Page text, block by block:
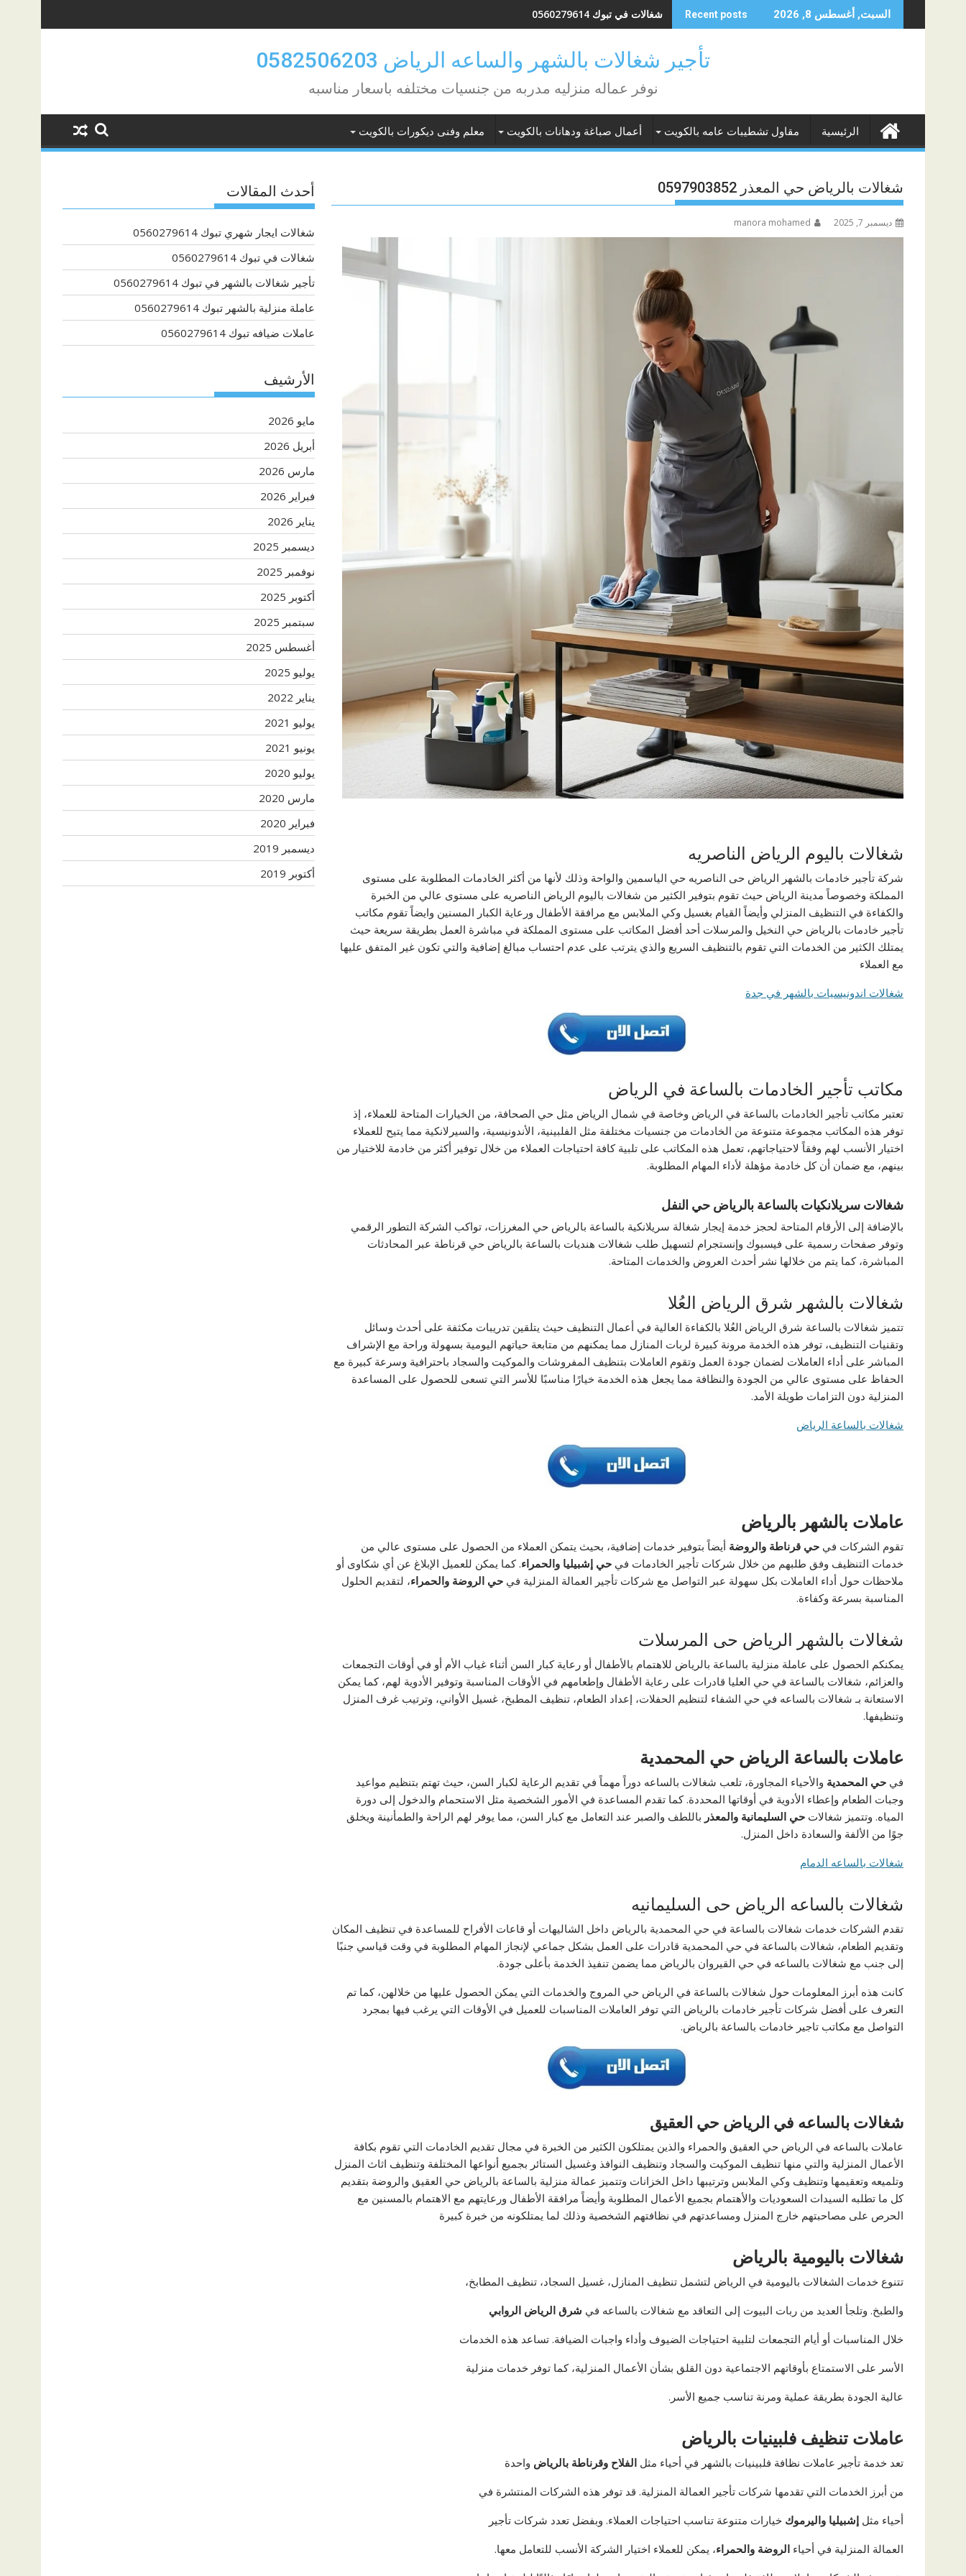
to
السبت, أغسطس 8, 2026 Recent posts شغالات في تبوك 0560279614
تأجير شغالات بالشهر والساعه الرياض 0582506203
نوفر عماله منزليه مدربه من جنسيات مختلفه باسعار مناسبه
الرئيسية مقاول تشطيبات عامه بالكويت أعمال صباغة ودهانات بالكويت معلم وفنى ديكورات بالكويت
شغالات بالرياض حي المعذر 0597903852
ديسمبر 7, 2025 manora mohamed
شغالات باليوم الرياض الناصريه
شركة تأجير خادمات بالشهر الرياض حى الناصريه حي الياسمين والواحة وذلك لأنها من أكثر الخادمات المطلوبة على مستوى
المملكة وخصوصاً مدينة الرياض حيث تقوم بتوفير الكثير من شغالات باليوم الرياض الناصريه على مستوى عالي من الخبرة
والكفاءة في التنظيف المنزلي وأيضاً القيام بغسيل وكي الملابس مع مرافقة الأطفال ورعاية الكبار المسنين وايضاً تقوم مكاتب
تأجير خادمات بالرياض حي النخيل والمرسلات أحد أفضل المكاتب على مستوى المملكة في مباشرة العمل بطريقة سريعة حيث
يمتلك الكثير من الخدمات التي تقوم بالتنظيف السريع والذي يترتب على عدم احتساب مبالغ إضافية والتي تكون غير المتفق عليها
مع العملاء
شغالات اندونيسيات بالشهر في جدة
مكاتب تأجير الخادمات بالساعة في الرياض
تعتبر مكاتب تأجير الخادمات بالساعة في الرياض وخاصة في شمال الرياض مثل حي الصحافة، من الخيارات المتاحة للعملاء، إذ
توفر هذه المكاتب مجموعة متنوعة من الخادمات من جنسيات مختلفة مثل الفلبينية، الأندونيسية، والسيرلانكية مما يتيح للعملاء
اختيار الأنسب لهم وفقاً لاحتياجاتهم، تعمل هذه المكاتب على تلبية كافة احتياجات العملاء من خلال توفير أكثر من خادمة للاختيار من
بينهم، مع ضمان أن كل خادمة مؤهلة لأداء المهام المطلوبة.
شغالات سريلانكيات بالساعة بالرياض حي النفل
بالإضافة إلى الأرقام المتاحة لحجز خدمة إيجار شغالة سريلانكية بالساعة بالرياض حي المغرزات، تواكب الشركة التطور الرقمي
وتوفر صفحات رسمية على فيسبوك وإنستجرام لتسهيل طلب شغالات هنديات بالساعة بالرياض حي قرناطة عبر المحادثات
المباشرة، كما يتم من خلالها نشر أحدث العروض والخدمات المتاحة.
شغالات بالشهر شرق الرياض العُلا
تتميز شغالات بالساعة شرق الرياض العُلا بالكفاءة العالية في أعمال التنظيف حيث يتلقين تدريبات مكثفة على أحدث وسائل
وتقنيات التنظيف، توفر هذه الخدمة مرونة كبيرة لربات المنازل مما يمكنهم من متابعة حياتهم اليومية بسهولة وراحة مع الإشراف
المباشر على أداء العاملات لضمان جودة العمل وتقوم العاملات بتنظيف المفروشات والموكيت والسجاد باحترافية وسرعة كبيرة مع
الحفاظ على مستوى عالي من الجودة والنظافة مما يجعل هذه الخدمة خيارًا مناسبًا للأسر التي تسعى للحصول على المساعدة
المنزلية دون التزامات طويلة الأمد.
شغالات بالساعة الرياض
عاملات بالشهر بالرياض
تقوم الشركات في حي قرناطة والروضة أيضاً بتوفير خدمات إضافية، بحيث يتمكن العملاء من الحصول على مستوى عالي من
خدمات التنظيف وفق طلبهم من خلال شركات تأجير الخادمات في حي إشبيليا والحمراء. كما يمكن للعميل الإبلاغ عن أي شكاوى أو
ملاحظات حول أداء العاملات بكل سهولة عبر التواصل مع شركات تأجير العمالة المنزلية في حي الروضة والحمراء، لتقديم الحلول
المناسبة بسرعة وكفاءة.
شغالات بالشهر الرياض حى المرسلات
يمكنكم الحصول على عاملة منزلية بالساعة بالرياض للاهتمام بالأطفال أو رعاية كبار السن أثناء غياب الأم أو في أوقات التجمعات
والعزائم، شغالات بالساعة في حي العليا قادرات على رعاية الأطفال وإطعامهم في الأوقات المناسبة وتوفير الأدوية لهم، كما يمكن
الاستعانة بـ شغالات بالساعه في حي الشفاء لتنظيم الحفلات، إعداد الطعام، تنظيف المطبخ، غسيل الأواني، وترتيب غرف المنزل
وتنظيفها.
عاملات بالساعة الرياض حي المحمدية
في حي المحمدية والأحياء المجاورة، تلعب شغالات بالساعه دوراً مهماً في تقديم الرعاية لكبار السن، حيث تهتم بتنظيم مواعيد
وجبات الطعام وإعطاء الأدوية في أوقاتها المحددة. كما تقدم المساعدة في الأمور الشخصية مثل الاستحمام والدخول إلى دورة
المياه. وتتميز شغالات حي السليمانية والمعذر باللطف والصبر عند التعامل مع كبار السن، مما يوفر لهم الراحة والطمأنينة ويخلق
جوًا من الألفة والسعادة داخل المنزل.
شغالات بالساعه الدمام
شغالات بالساعه الرياض حى السليمانيه
تقدم الشركات خدمات شغالات بالساعة في حي المحمدية بالرياض داخل الشاليهات أو قاعات الأفراح للمساعدة في تنظيف المكان
وتقديم الطعام، شغالات بالساعة في حي المحمدية قادرات على العمل بشكل جماعي لإنجاز المهام المطلوبة في وقت قياسي جنبًا
إلى جنب مع شغالات بالساعه في حي القيروان بالرياض مما يضمن تنفيذ الخدمة بأعلى جودة.
كانت هذه أبرز المعلومات حول شغالات بالساعة في الرياض حي المروج والخدمات التي يمكن الحصول عليها من خلالهن، كما تم
التعرف على أفضل شركات تأجير خادمات بالرياض التي توفر العاملات المناسبات للعميل في الأوقات التي يرغب فيها بمجرد
التواصل مع مكاتب تاجير خادمات بالساعة بالرياض.
شغالات بالساعه في الرياض حي العقيق
عاملات بالساعه في الرياض حي العقيق والحمراء والذين يمتلكون الكثير من الخبرة في مجال تقديم الخادمات التي تقوم بكافة
الأعمال المنزلية والتي منها تنظيف الموكيت والسجاد وتنظيف النوافذ وغسيل الستائر بجميع أنواعها المختلفة وتنظيف اثاث المنزل
وتلميعه وتعقيمها وتنظيف وكي الملابس وترتيبها داخل الخزانات وتتميز عمالة منزلية بالساعة بالرياض حي العقيق والروضة بتقديم
كل ما تطلبه السيدات السعوديات والأهتمام بجميع الأعمال المطلوبة وأيضاً مرافقة الأطفال ورعايتهم مع الاهتمام بالمسنين مع
الحرص على مصاحبتهم خارج المنزل ومساعدتهم في نظافتهم الشخصية وذلك لما يمتلكونه من خبرة كبيرة
شغالات باليومية بالرياض
تتنوع خدمات الشغالات باليومية في الرياض لتشمل تنظيف المنازل، غسيل السجاد، تنظيف المطابخ،
والطبخ. وتلجأ العديد من ربات البيوت إلى التعاقد مع شغالات بالساعه في شرق الرياض الروابي
خلال المناسبات أو أيام التجمعات لتلبية احتياجات الضيوف وأداء واجبات الضيافة. تساعد هذه الخدمات
الأسر على الاستمتاع بأوقاتهم الاجتماعية دون القلق بشأن الأعمال المنزلية، كما توفر خدمات منزلية
عالية الجودة بطريقة عملية ومرنة تناسب جميع الأسر.
عاملات تنظيف فلبينيات بالرياض
تعد خدمة تأجير عاملات نظافة فلبينيات بالشهر في أحياء مثل الفلاح وقرناطة بالرياض واحدة
من أبرز الخدمات التي تقدمها شركات تأجير العمالة المنزلية. قد توفر هذه الشركات المنتشرة في
أحياء مثل إشبيليا واليرموك خيارات متنوعة تناسب احتياجات العملاء. وبفضل تعدد شركات تأجير
العمالة المنزلية في أحياء الروضة والحمراء، يمكن للعملاء اختيار الشركة الأنسب للتعامل معها.
أحدث المقالات
شغالات ايجار شهري تبوك 0560279614
شغالات في تبوك 0560279614
تأجير شغالات بالشهر في تبوك 0560279614
عاملة منزلية بالشهر تبوك 0560279614
عاملات ضيافه تبوك 0560279614
الأرشيف
مايو 2026
أبريل 2026
مارس 2026
فبراير 2026
يناير 2026
ديسمبر 2025
نوفمبر 2025
أكتوبر 2025
سبتمبر 2025
أغسطس 2025
يوليو 2025
يناير 2022
يوليو 2021
يونيو 2021
يوليو 2020
مارس 2020
فبراير 2020
ديسمبر 2019
أكتوبر 2019